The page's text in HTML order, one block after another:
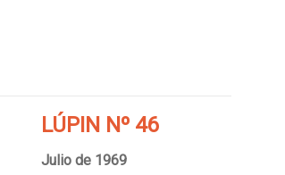
LÚPIN Nº 46
Julio de 1969